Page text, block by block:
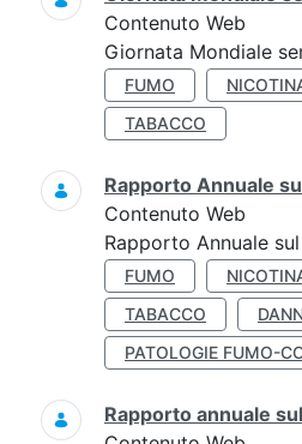
Contenuto Web
Giornata Mondiale
FUMO
TABACCO
Rapporto Annuale
Contenuto Web
Rapporto Annuale
FUMO
TABACCO
PATOLOGIE FUMO-
Rapporto annuale